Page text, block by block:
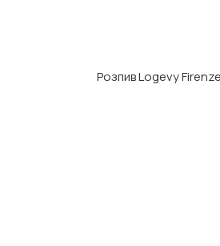
Розпив Logevy Firenze